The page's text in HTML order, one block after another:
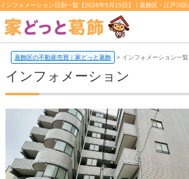
葛飾区の不動産売買｜家どっと葛飾 > インフォメーション一覧
インフォメーション